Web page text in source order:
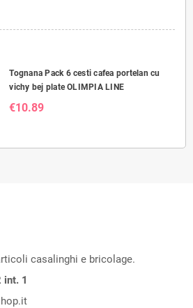
Tognana Pack 6 cesti cafea portelan cu
vichy bej plate OLIMPIA LINE
€10.89
casalinghi e bricolage.
int. 1